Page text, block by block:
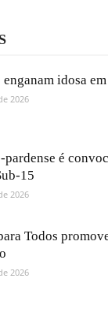
idosa
2026
é
15
2026
Todos
2026